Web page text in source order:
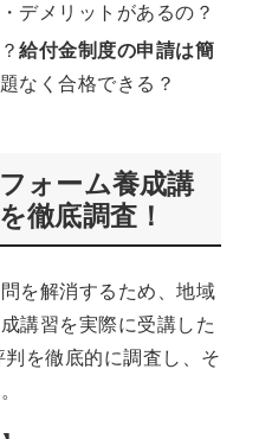
デメリットがあるの？
給付金制度の申請は簡
なく合格できる？
ォーム養成講
徹底調査！
を解消するため、地域
講習を実際に受講した
を徹底的に調査し、そ